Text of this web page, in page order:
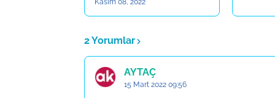
Kasım 08, 2022
2 Yorumlar
AYTAÇ
15 Mart 2022 09:56